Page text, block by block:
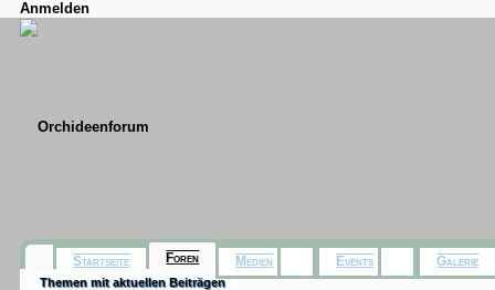
Anmelden
Startseite Foren
Themen mit aktuellen Beiträgen
Medien Events Galerie